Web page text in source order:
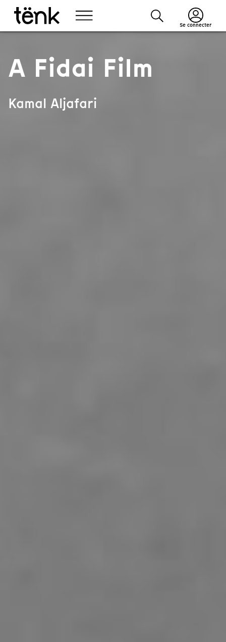
Se connecter
A Fidai Film
Kamal Aljafari